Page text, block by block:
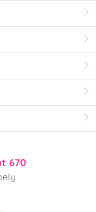
670